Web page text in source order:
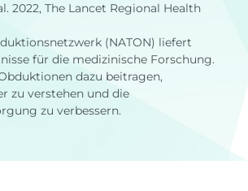
2022, The Lancet Regional Health
(NATON) liefert
für die medizinische Forschung.
dazu beitragen,
zu verstehen und die
zu verbessern.